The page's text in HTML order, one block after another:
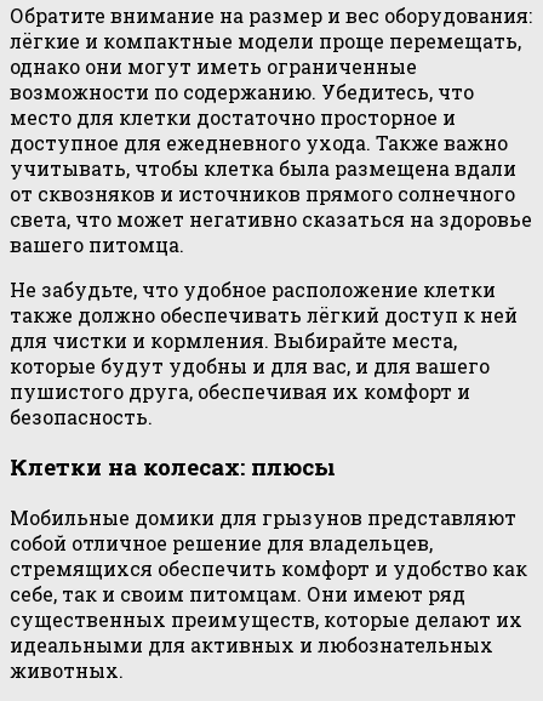
Обратите внимание на размер и вес оборудования:
лёгкие и компактные модели проще перемещать,
однако они могут иметь ограниченные
возможности по содержанию. Убедитесь, что
место для клетки достаточно просторное и
доступное для ежедневного ухода. Также важно
учитывать, чтобы клетка была размещена вдали
от сквозняков и источников прямого солнечного
света, что может негативно сказаться на здоровье
вашего питомца.
Не забудьте, что удобное расположение клетки
также должно обеспечивать лёгкий доступ к ней
для чистки и кормления. Выбирайте места,
которые будут удобны и для вас, и для вашего
пушистого друга, обеспечивая их комфорт и
безопасность.
Клетки на колесах: плюсы
Мобильные домики для грызунов представляют
собой отличное решение для владельцев,
стремящихся обеспечить комфорт и удобство как
себе, так и своим питомцам. Они имеют ряд
существенных преимуществ, которые делают их
идеальными для активных и любознательных
животных.